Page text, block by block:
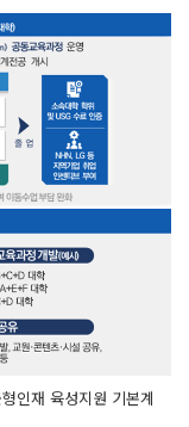
인재 육성지원 기본계